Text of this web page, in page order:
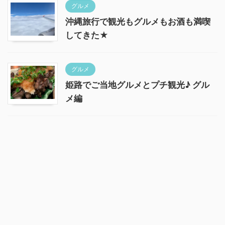
グルメ
沖縄旅行で観光もグルメもお酒も満喫
してきた★
グルメ
姫路でご当地グルメとプチ観光♪ グル
メ編